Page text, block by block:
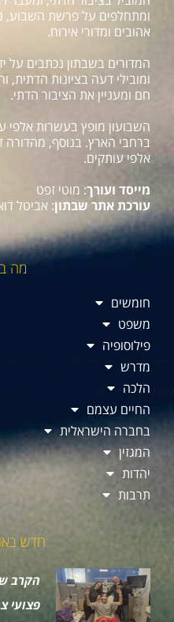
ומתחלפים על פרשת השבוע,
אהובים ומדורי אירוח.
המדורים בשבתון נכתבים על
ומובילי דעה בציונות הדתית,
חם ומעניין את הציבור הדתי.
ברחבי הארץ. בנוסף, מהדורה
אלפי עותקים.
מייסד ועורך: מוטי זפט
עורכת אתר שבתון: אביטל
מה
חומשים
משפט
פילוסופיה
מדרש
הלכה
החיים עצמם
בחברה הישראלית
המגזין
יהדות
תרבות
חדש
הקרב
פצועי